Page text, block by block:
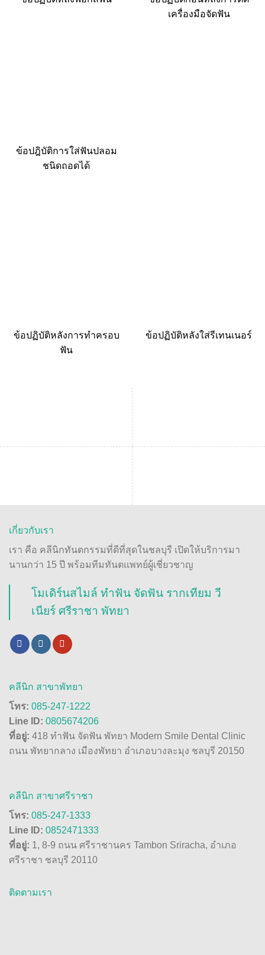
ข้อปฎิบัติการใส่ฟันปลอม
ชนิดถอดได้
เครื่องมือจัดฟัน
ข้อปฏิบัติหลังการทำครอบ
ฟัน
ข้อปฏิบัติหลังใส่รีเทนเนอร์
เกี่ยวกับเรา
เรา คือ คลีนิกทันตกรรมที่ดีที่สุดในชลบุรี เปิดให้บริการมา
นานกว่า 15 ปี พร้อมทีมทันตแพทย์ผู้เชี่ยวชาญ
โมเดิร์นสไมล์ ทำฟัน จัดฟัน รากเทียม วี
เนียร์ ศรีราชา พัทยา
คลีนิก สาขาพัทยา
โทร: 085-247-1222
Line ID: 0805674206
ที่อยู่: 418 ทำฟัน จัดฟัน พัทยา Modern Smile Dental Clinic
ถนน พัทยากลาง เมืองพัทยา อำเภอบางละมุง ชลบุรี 20150
คลีนิก สาขาศรีราชา
โทร: 085-247-1333
Line ID: 0852471333
ที่อยู่: 1, 8-9 ถนน ศรีราชานคร Tambon Sriracha, อำเภอ
ศรีราชา ชลบุรี 20110
ติดตามเรา